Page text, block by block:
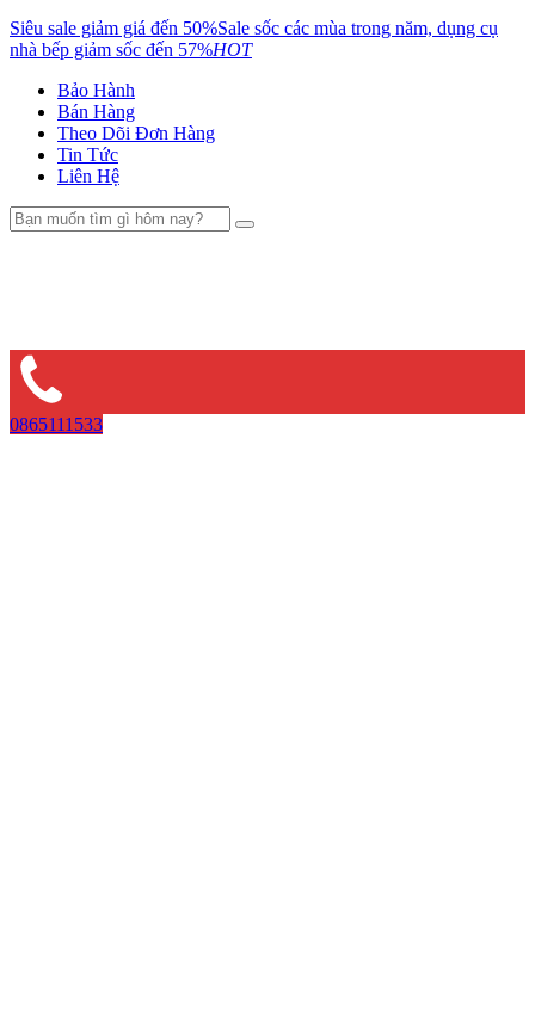
Siêu sale giảm giá đến 50%Sale sốc các mùa trong năm, dụng cụ
nhà bếp giảm sốc đến 57%HOT
Bảo Hành
Bán Hàng
Theo Dõi Đơn Hàng
Tin Tức
Liên Hệ
0865111533